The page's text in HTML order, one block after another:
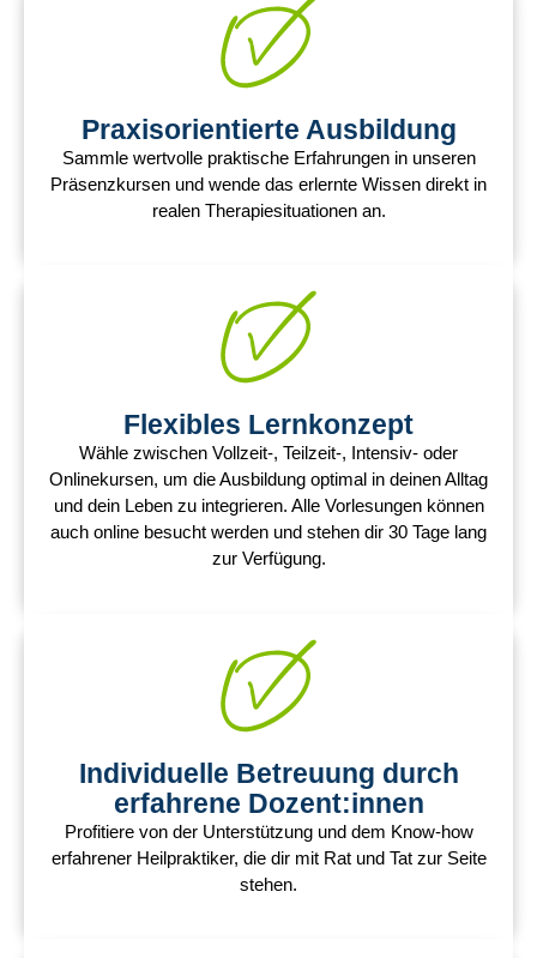
Praxisorientierte Ausbildung
Sammle wertvolle praktische Erfahrungen in unseren
Präsenzkursen und wende das erlernte Wissen direkt in
realen Therapiesituationen an.
Flexibles Lernkonzept
Wähle zwischen Vollzeit-, Teilzeit-, Intensiv- oder
Onlinekursen, um die Ausbildung optimal in deinen Alltag
und dein Leben zu integrieren. Alle Vorlesungen können
auch online besucht werden und stehen dir 30 Tage lang
zur Verfügung.
Individuelle Betreuung durch
erfahrene Dozent:innen
Profitiere von der Unterstützung und dem Know-how
erfahrener Heilpraktiker, die dir mit Rat und Tat zur Seite
stehen.